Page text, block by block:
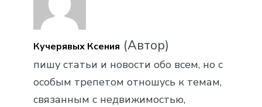
Кучерявых Ксения (Автор)
пишу статьи и новости обо всем, но с
особым трепетом отношусь к темам,
связанным с недвижимостью,